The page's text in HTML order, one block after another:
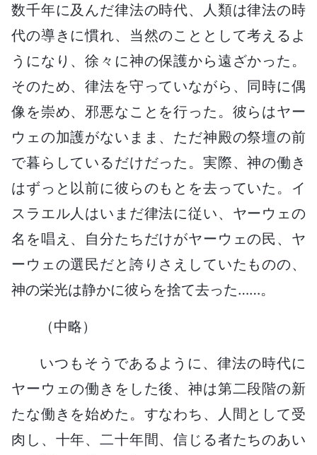
数千年に及んだ律法の時代、人類は律法の時
代の導きに慣れ、当然のこととして考えるよ
うになり、徐々に神の保護から遠ざかった。
そのため、律法を守っていながら、同時に偶
像を崇め、邪悪なことを行った。彼らはヤー
ウェの加護がないまま、ただ神殿の祭壇の前
で暮らしているだけだった。実際、神の働き
はずっと以前に彼らのもとを去っていた。イ
スラエル人はいまだ律法に従い、ヤーウェの
名を唱え、自分たちだけがヤーウェの民、ヤ
ーウェの選民だと誇りさえしていたものの、
神の栄光は静かに彼らを捨て去った……。
（中略）
いつもそうであるように、律法の時代に
ヤーウェの働きをした後、神は第二段階の新
たな働きを始めた。すなわち、人間として受
肉し、十年、二十年間、信じる者たちのあい